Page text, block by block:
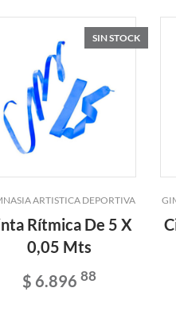
SIN STOCK
ARTISTICA DEPORTIVA
Rítmica De 5 X
0,05 Mts
$ 6.89688